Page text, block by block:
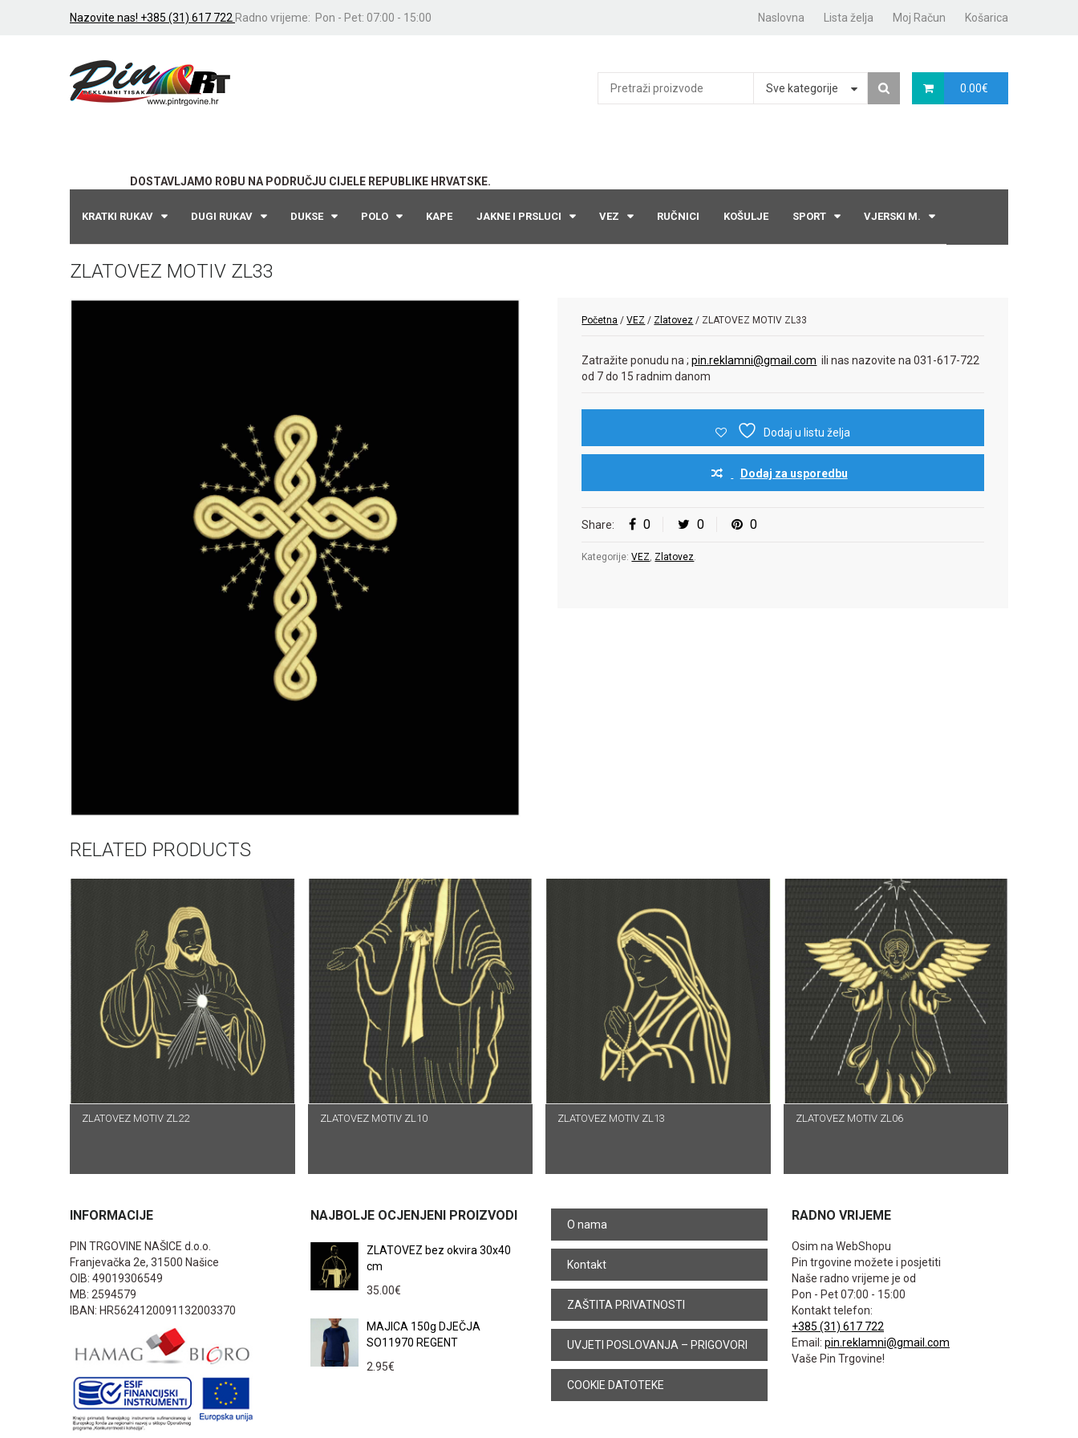
Nazovite nas! +385 (31) 617 722 Radno vrijeme: Pon - Pet: 07:00 - 15:00 Naslovna Lista želja Moj Račun Košarica
DOSTAVLJAMO ROBU NA PODRUČJU CIJELE REPUBLIKE HRVATSKE.
0.00€
Sve kategorije
KRATKI RUKAV DUGI RUKAV DUKSE POLO KAPE JAKNE I PRSLUCI VEZ RUČNICI KOŠULJE SPORT VJERSKI M.
ZLATOVEZ MOTIV ZL33
Početna /VEZ / Zlatovez / ZLATOVEZ MOTIV ZL33
Zatražite ponudu na ;pin.reklamni@gmail.com ili nas nazovite na 031-617-722
od 7 do 15 radnim danom
Dodaj u listu želja
Dodaj za usporedbu
Share: 0 0 0
Kategorije:VEZ, Zlatovez.
RELATED PRODUCTS
ZLATOVEZ MOTIV ZL22
PROČITAJ VIŠE ZLATOVEZ MOTIV ZL10
PROČITAJ VIŠE ZLATOVEZ MOTIV ZL13
PROČITAJ VIŠE ZLATOVEZ MOTIV ZL06
PROČITAJ VIŠE
INFORMACIJE
PIN TRGOVINE NAŠICE d.o.o.
Franjevačka 2e, 31500 Našice
OIB: 49019306549
MB: 2594579
IBAN: HR5624120091132003370
NAJBOLJE OCJENJENI PROIZVODI
ZLATOVEZ bez okvira 30x40
cm
35.00€
MAJICA 150g DJEČJA
SO11970 REGENT
2.95€
O nama
Kontakt
ZAŠTITA PRIVATNOSTI
UVJETI POSLOVANJA – PRIGOVORI
COOKIE DATOTEKE
RADNO VRIJEME
Osim na WebShopu
Pin trgovine možete i posjetiti
Naše radno vrijeme je od
Pon - Pet 07:00 - 15:00
Kontakt telefon:
+385 (31) 617 722
Email: pin.reklamni@gmail.com
Vaše Pin Trgovine!